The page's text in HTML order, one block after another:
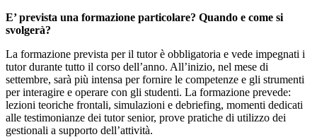
E’ prevista una formazione particolare? Quando e come si
svolgerà?
La formazione prevista per il tutor è obbligatoria e vede impegnati i
tutor durante tutto il corso dell’anno. All’inizio, nel mese di
settembre, sarà più intensa per fornire le competenze e gli strumenti
per interagire e operare con gli studenti. La formazione prevede:
lezioni teoriche frontali, simulazioni e debriefing, momenti dedicati
alle testimonianze dei tutor senior, prove pratiche di utilizzo dei
gestionali a supporto dell’attività.